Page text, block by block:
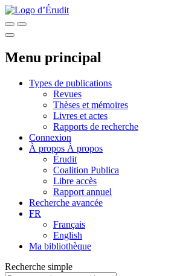
Menu principal
Types de publications
Revues
Thèses et mémoires
Livres et actes
Rapports de recherche
Connexion
À propos À propos
Érudit
Coalition Publica
Libre accès
Rapport annuel
Recherche avancée
FR
Français
English
Ma bibliothèque
Recherche simple